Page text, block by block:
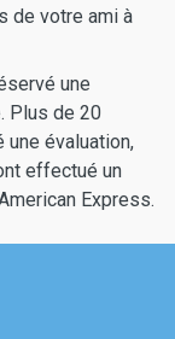
de votre ami à
une
Plus de 20
une évaluation,
effectué un
Express.